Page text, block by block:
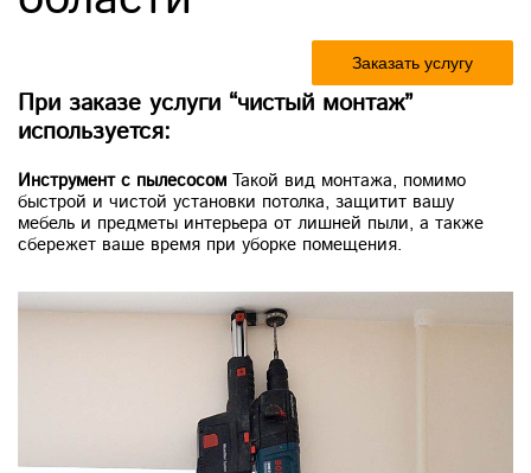
Заказать услугу
При заказе услуги “чистый монтаж”
используется:
Инструмент с пылесосом Такой вид монтажа, помимо
быстрой и чистой установки потолка, защитит вашу
мебель и предметы интерьера от лишней пыли, а также
сбережет ваше время при уборке помещения.